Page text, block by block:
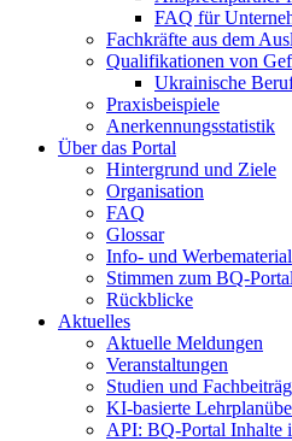
FAQ für
Fachkräfte aus dem
Qualifikationen von
Ukrainische
Praxisbeispiele
Anerkennungsstatistik
Über das Portal
Hintergrund und Ziele
Organisation
FAQ
Glossar
Info- und Werbematerial
Stimmen zum BQ-Portal
Rückblicke
Aktuelles
Aktuelle Meldungen
Veranstaltungen
Studien und
KI-basierte
API: BQ-Portal Inhalte